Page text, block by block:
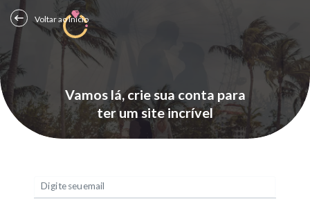
Vamos lá, crie sua conta para
ter um site incrível
Voltar ao Início
Digite seu email